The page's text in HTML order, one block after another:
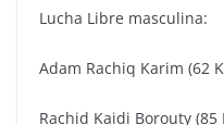
Lucha Libre masculina:
Adam Rachiq Karim (62
Rachid Kaidi Borouty (85